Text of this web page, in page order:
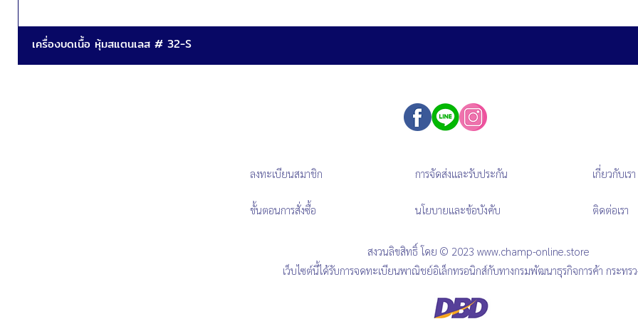
เครื่องบดเนื้อ หุ้มสแตนเลส # 32-S
ลงทะเบียนสมาชิก
ขั้นตอนการสั่งซื้อ
การจัดส่งและรับประกัน
นโยบายและข้อบังคับ
เกี่ยวกับเรา
ติดต่อเรา
สงวนลิขสิทธิ์ โดย © 2023 www.champ-online.store
เว็บไซต์นี้ได้รับการจดทะเบียนพาณิชย์อิเล็กทรอนิกส์กับทางกรมพัฒนาธุรกิจการค้า กระท